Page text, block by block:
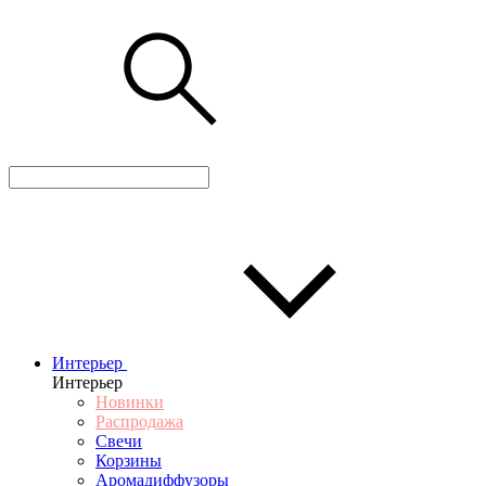
Интерьер
Интерьер
Новинки
Распродажа
Свечи
Корзины
Аромадиффузоры